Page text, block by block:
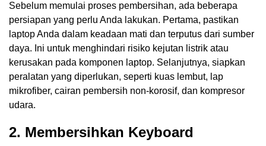
Sebelum memulai proses pembersihan, ada beberapa
persiapan yang perlu Anda lakukan. Pertama, pastikan
laptop Anda dalam keadaan mati dan terputus dari sumber
daya. Ini untuk menghindari risiko kejutan listrik atau
kerusakan pada komponen laptop. Selanjutnya, siapkan
peralatan yang diperlukan, seperti kuas lembut, lap
mikrofiber, cairan pembersih non-korosif, dan kompresor
udara.
2. Membersihkan Keyboard